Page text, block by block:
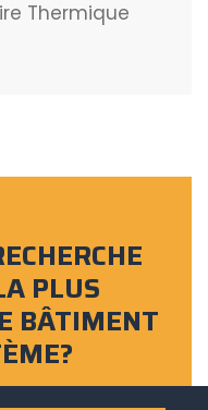
Thermique
PLUS
BÂTIMENT